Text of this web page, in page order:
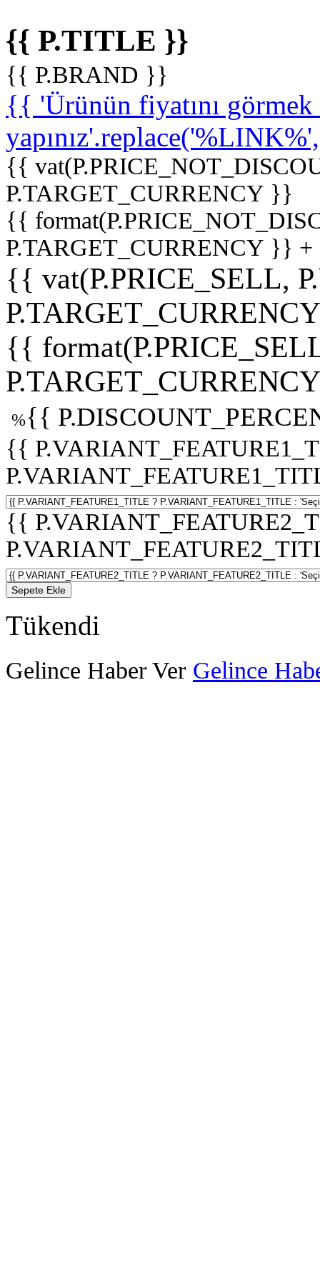
{{ P.TITLE }}
{{ P.BRAND }}
{{ 'Ürünün fiyatını
{{
P.TARGET_CURRENCY }}
{{
P.TARGET_CURRENCY }}
{{ vat(P.PRICE_SELL,
{{
%{{
{{
{{
Sepete Ekle
Tükendi
Gelince Haber Ver Gelince